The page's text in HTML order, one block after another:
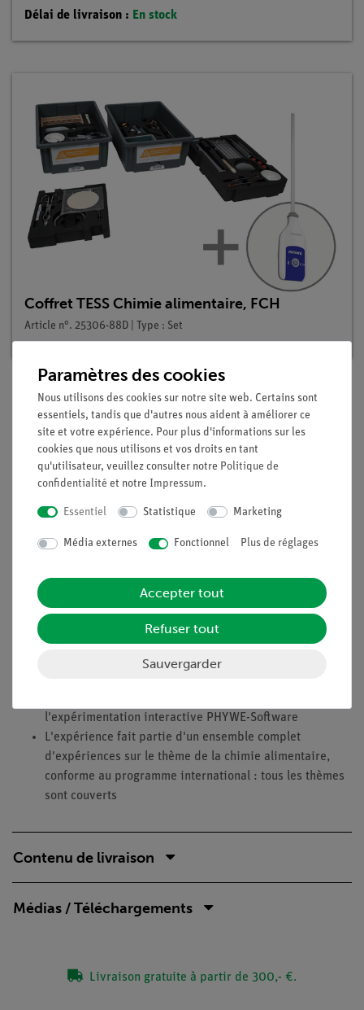
Délai de livraison : En stock
Coffret TESS Chimie alimentaire, FCH
Article n°. 25306-88D | Type : Set
Description
Principe
graisse végétale et l'eau, le lait et le jaune d'œuf sont
nécessaires comme agents émulsifiants dans la production de
Ce que vous pouvez apprendre
Préparation de la margarine
l'expérimentation interactive PHYWE-Software
L'expérience fait partie d'un ensemble complet
d'expériences sur le thème de la chimie alimentaire,
conforme au programme international : tous les thèmes
sont couverts
Contenu de livraison
Médias / Téléchargements
Livraison gratuite à partir de 300,- €.
Paramètres des cookies
Nous utilisons des cookies sur notre site web. Certains sont
essentiels, tandis que d'autres nous aident à améliorer ce
site et votre expérience. Pour plus d'informations sur les
cookies que nous utilisons et vos droits en tant
qu'utilisateur, veuillez consulter notre Politique de
confidentialité et notre Impressum.
Essentiel Statistique Marketing
Média externes Fonctionnel Plus de réglages
Accepter tout
Refuser tout
Sauvergarder